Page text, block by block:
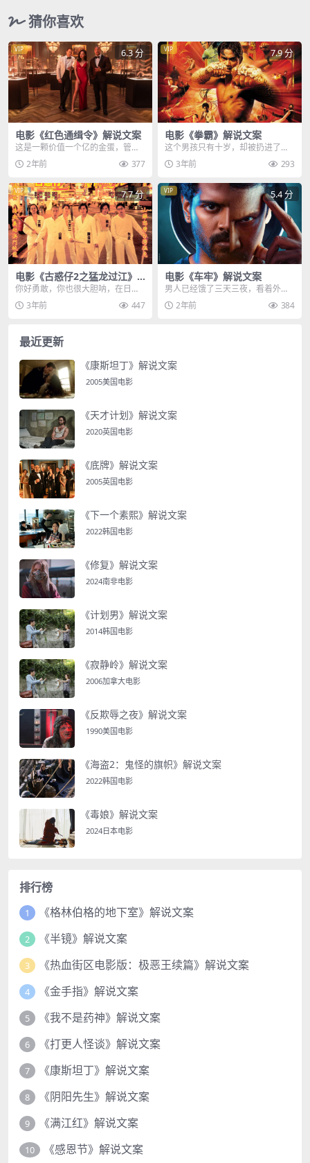
猜你喜欢
VIP 6.3 分
电影《红色通缉令》解说文案
这是一颗价值一个亿的金蛋，管理
员对保安系统非常自信，但是国际
警探约翰却说这是个赝...
2年前 377
VIP 7.9 分
电影《拳霸》解说文案
这个男孩只有十岁，却被扔进了鳄
鱼塘当饲料，当一扇木门被打开
时，一只凶猛的鳄鱼扑向...
3年前 293
VIP 7.7 分
电影《古惑仔2之猛龙过江》
解说文案
你好勇敢，你也很大胆呐，在日本
男女同浴这是很平常的事，可这里
是台湾呐，谁能想到，...
3年前 447
VIP 5.4 分
电影《车牢》解说文案
男人已经饿了三天三夜，看着外面
流浪汉都有炸鸡吃，而他饿到不
行，却只能撕下一张纸来...
2年前 384
最近更新
《康斯坦丁》解说文案
2005美国电影
《天才计划》解说文案
2020英国电影
《底牌》解说文案
2005英国电影
《下一个素熙》解说文案
2022韩国电影
《修复》解说文案
2024南非电影
《计划男》解说文案
2014韩国电影
《寂静岭》解说文案
2006加拿大电影
《反欺辱之夜》解说文案
1990美国电影
《海盗2：鬼怪的旗帜》解说文案
2022韩国电影
《毒娘》解说文案
2024日本电影
排行榜
1 《格林伯格的地下室》解说文案
2 《半镜》解说文案
3 《热血街区电影版：极恶王续篇》解说文案
4 《金手指》解说文案
5 《我不是药神》解说文案
6 《打更人怪谈》解说文案
7 《康斯坦丁》解说文案
8 《阴阳先生》解说文案
9 《满江红》解说文案
10 《感恩节》解说文案